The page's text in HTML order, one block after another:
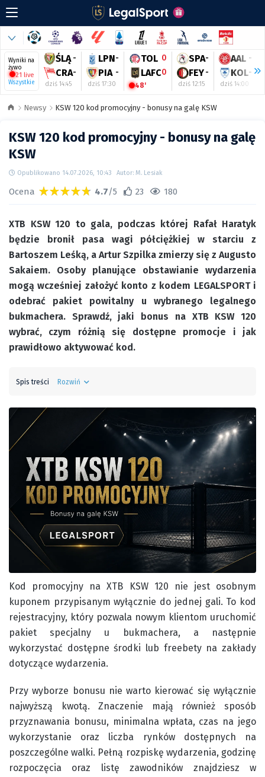
Wyniki na
żywo
21 live
Wszystkie
ŚLĄ -
CRA-
dziś 14:45
LPN-
PIA -
dziś 17:30
TOL 0
LAFC0
48'
SPA-
FEY-
dziś 12:15
AAL -
KOL-
dziś 14:00
Newsy KSW 120 kod promocyjny - bonusy na galę KSW
KSW 120 kod promocyjny - bonusy na galę
KSW
Opublikowano 14.07.2026, 10:43 Autor: M. Lesiak
Ocena 4.7/5 23 180
XTB KSW 120 to gala, podczas której Rafał Haratyk
będzie bronił pasa wagi półciężkiej w starciu z
Bartoszem Leśką, a Artur Szpilka zmierzy się z Augusto
Sakaiem. Osoby planujące obstawianie wydarzenia
mogą wcześniej założyć konto z kodem LEGALSPORT i
odebrać pakiet powitalny u wybranego legalnego
bukmachera. Sprawdź, jaki bonus na XTB KSW 120
wybrać, czym różnią się dostępne promocje i jak
prawidłowo aktywować kod.
Spis treści Rozwiń
Kod promocyjny na XTB KSW 120 nie jest osobnym
kuponem przypisanym wyłącznie do jednej gali. To kod
rejestracyjny, który pozwala nowym klientom uruchomić
pakiet specjalny u bukmachera, a następnie
wykorzystać dostępne środki lub freebety na zakłady
dotyczące wydarzenia.
Przy wyborze bonusu nie warto kierować się wyłącznie
najwyższą kwotą. Znaczenie mają również sposób
przyznawania bonusu, minimalna wpłata, czas na jego
wykorzystanie oraz liczba rynków dostępnych na
poszczególne walki. Pełną rozpiskę wydarzenia, godzinę
rozpoczęcia oraz listę zawodników znajdziesz w